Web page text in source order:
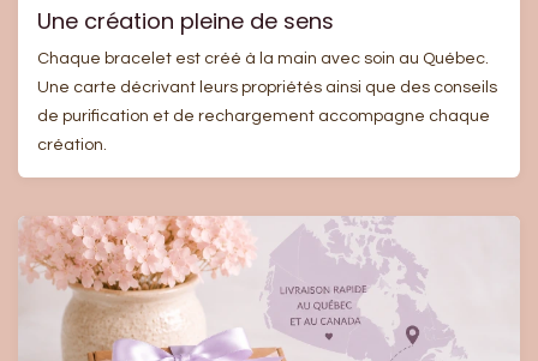
Une création pleine de sens
Chaque bracelet est créé à la main avec soin au Québec.
Une carte décrivant leurs propriétés ainsi que des conseils
de purification et de rechargement accompagne chaque
création.